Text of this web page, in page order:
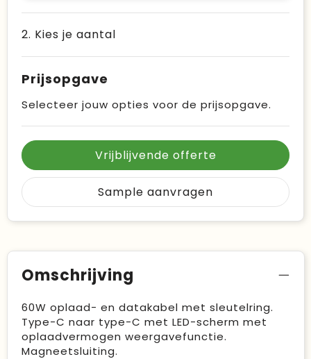
2. Kies je aantal
Prijsopgave
Selecteer jouw opties voor de prijsopgave.
Vrijblijvende offerte
Sample aanvragen
Omschrijving
60W oplaad- en datakabel met sleutelring.
Type-C naar type-C met LED-scherm met
oplaadvermogen weergavefunctie.
Magneetsluiting.